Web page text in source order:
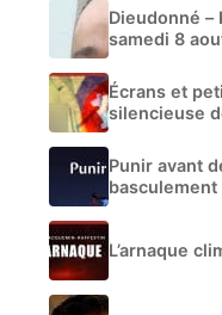
Dieudonné –
samedi 8
Écrans et
silencieuse
Punir avant
basculement
L’arnaque